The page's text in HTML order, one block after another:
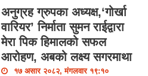
अनुग्रह ग्रुपका अध्यक्ष,‘गोर्खा
वारियर’ निर्माता सुमन राईद्वारा
मेरा पिक हिमालको सफल
आरोहण, अबको लक्ष्य सगरमाथा
१७ असार २०८२, मंगलवार १९:१०